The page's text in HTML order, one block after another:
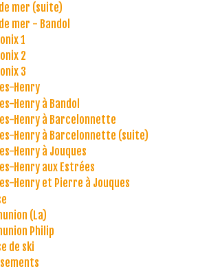
mer (suite)
mer - Bandol
1
2
3
Henry
Henry à Bandol
Henry à Barcelonnette
Henry à Barcelonnette (suite)
Henry à Jouques
Henry aux Estrées
Henry et Pierre à Jouques
(La)
Philip
de ski